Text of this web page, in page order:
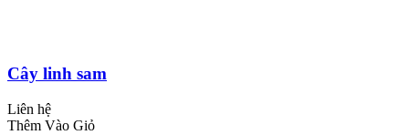
Cây linh sam
Liên hệ
Thêm Vào Giỏ